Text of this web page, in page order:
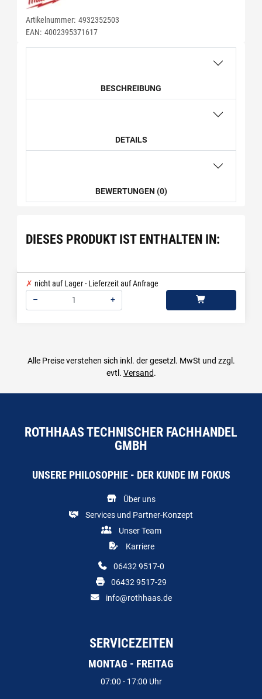
Artikelnummer: 4932352503
EAN: 4002395371617
BESCHREIBUNG
DETAILS
BEWERTUNGEN (0)
DIESES PRODUKT IST ENTHALTEN IN:
nicht auf Lager - Lieferzeit auf Anfrage
–
+
Alle Preise verstehen sich inkl. der gesetzl. MwSt und zzgl.
evtl. Versand.
ROTHHAAS TECHNISCHER FACHHANDEL
GMBH
UNSERE PHILOSOPHIE - DER KUNDE IM FOKUS
Über uns
Services und Partner-Konzept
Unser Team
Karriere
06432 9517-0
06432 9517-29
info@rothhaas.de
SERVICEZEITEN
MONTAG - FREITAG
07:00 - 17:00 Uhr